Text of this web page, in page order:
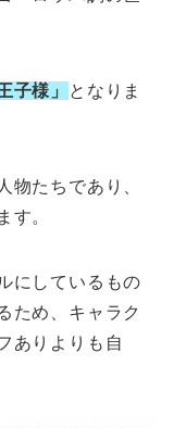
子様」
となりま
物たちであり、
す。
にしているもの
ため、キャラク
ありよりも自